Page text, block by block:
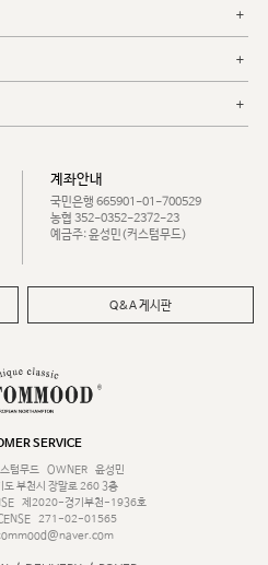
계좌안내
국민은행 665901-01-700529
농협 352-0352-2372-23
예금주: 윤성민(커스텀무드)
Q&A 게시판
SERVICE
텀무드 OWNER
윤성민
도 부천시 장말로 260 3층
제2020-경기부천-1936호
271-02-01565